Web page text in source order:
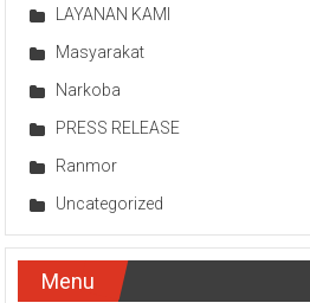
LAYANAN KAMI
Masyarakat
Narkoba
PRESS RELEASE
Ranmor
Uncategorized
Menu